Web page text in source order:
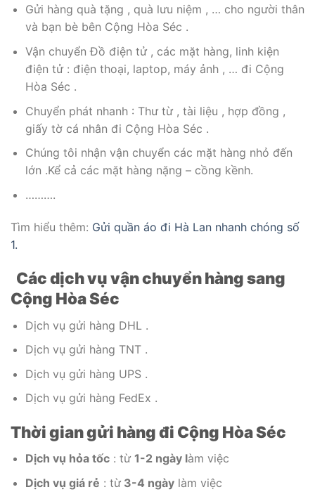
Gửi hàng quà tặng , quà lưu niệm , … cho người thân
và bạn bè bên Cộng Hòa Séc .
Vận chuyển Đồ điện tử , các mặt hàng, linh kiện
điện tử : điện thoại, laptop, máy ảnh , … đi Cộng
Hòa Séc .
Chuyển phát nhanh : Thư từ , tài liệu , hợp đồng ,
giấy tờ cá nhân đi Cộng Hòa Séc .
Chúng tôi nhận vận chuyển các mặt hàng nhỏ đến
lớn .Kể cả các mặt hàng nặng – cồng kềnh.
……….
Tìm hiểu thêm: Gửi quần áo đi Hà Lan nhanh chóng số
1.
Các dịch vụ vận chuyển hàng sang
Cộng Hòa Séc
Dịch vụ gửi hàng DHL .
Dịch vụ gửi hàng TNT .
Dịch vụ gửi hàng UPS .
Dịch vụ gửi hàng FedEx .
Thời gian gửi hàng đi Cộng Hòa Séc
Dịch vụ hỏa tốc: từ 1-2 ngày làm việc
Dịch vụ giá rẻ : từ3-4 ngàylàm việc